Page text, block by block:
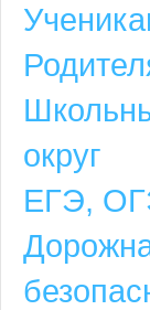
округ
ЕГЭ,